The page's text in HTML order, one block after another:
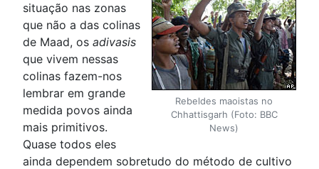
Rebeldes maoistas no
Chhattisgarh (Foto: BBC
News)
situação nas zonas
que não a das colinas
de Maad, os adivasis
que vivem nessas
colinas fazem-nos
lembrar em grande
medida povos ainda
mais primitivos.
Quase todos eles
ainda dependem sobretudo do método de cultivo